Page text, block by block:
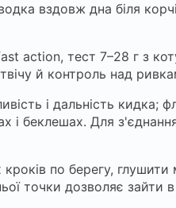
вздовж дна біля
action, тест 7–28 г з
й контроль над
і дальність
і беклешах. Для
по берегу,
точки дозволяє